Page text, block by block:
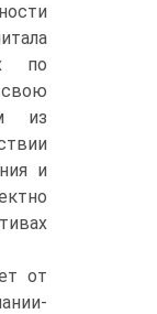
по
свою
из
и
от